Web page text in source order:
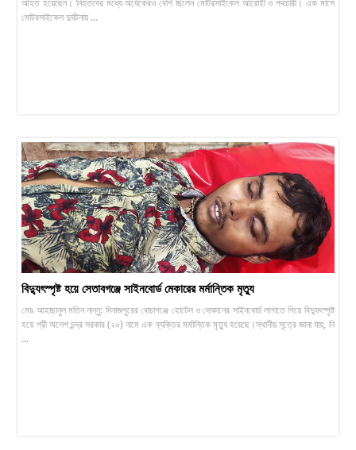
মোটরসাইকেল দুর্ঘটনায় ...
বিদ্যুৎস্পৃষ্ট হয়ে সেতাবগঞ্জে সাইনবোর্ড মেকারের মর্মান্তিক মৃত্যু
মোঃ আহাছানুল মতিন নান্নু: দিনাজপুরের বোচাগঞ্জে হোটেল ও দোকানের সাইনবোর্ড লাগাতে গিয়ে বিদ্যুৎস্পৃষ্ট
হয়ে শ্রী অলেশ চন্দ্র সরকার (২০) নামে এক ব্যক্তির মর্মান্তিক মৃত্যু হয়েছে।স্থানীয় সূত্রে জানা যায়, নি
...